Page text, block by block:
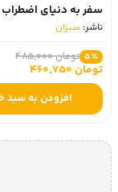
سفر به دنیای اضطراب
ناشر: سبزان
5٪ تومان 485,000
تومان 460,750
افزودن به سبد